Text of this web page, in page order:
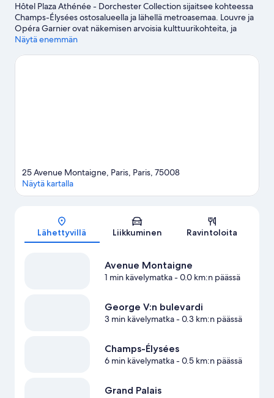
Hôtel Plaza Athénée - Dorchester Collection sijaitsee kohteessa
Champs-Élysées ostosalueella ja lähellä metroasemaa. Louvre ja
Opéra Garnier ovat näkemisen arvoisia kulttuurikohteita, ja
muihin alueen huomionarvoisiin maamerkkeihin kuuluu
johonkin tapahtumaan tai käydä matsissa vierailusi aikana?
Näytä enemmän
Kartta
25 Avenue Montaigne, Paris, Paris, 75008
Näytä kartalla
Lähettyvillä Liikkuminen Ravintoloita
Avenue Montaigne
1 min kävelymatka- 0.0 km:n päässä
George V:n bulevardi
3 min kävelymatka- 0.3 km:n päässä
Champs-Élysées
6 min kävelymatka- 0.5 km:n päässä
Grand Palais